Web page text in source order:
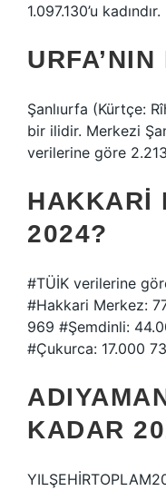
1.097.130’u kadındır.
Şanlıurfa (Kürtçe:
bir ilidir. Merkezi
verilerine göre
HAKKARI
2024?
#TÜİK verilerine
#Hakkari Merkez:
969 #Şemdinli:
#Çukurca: 17.000
KADAR